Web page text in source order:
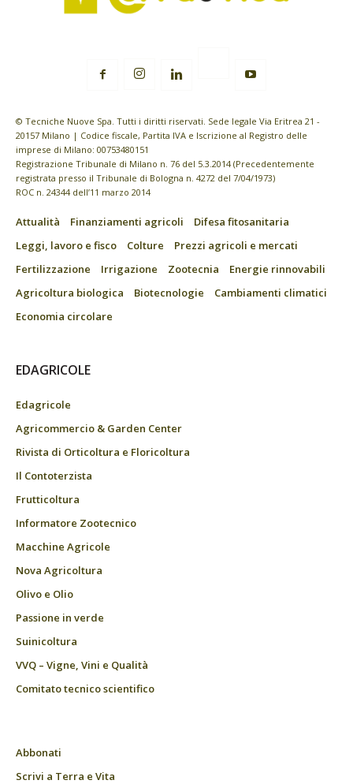
© Tecniche Nuove Spa. Tutti i diritti riservati. Sede legale Via Eritrea 21 -
20157 Milano | Codice fiscale, Partita IVA e Iscrizione al Registro delle
imprese di Milano: 00753480151
Registrazione Tribunale di Milano n. 76 del 5.3.2014 (Precedentemente
registrata presso il Tribunale di Bologna n. 4272 del 7/04/1973)
ROC n. 24344 dell’11 marzo 2014
Attualità Finanziamenti agricoli
Difesa fitosanitaria
Leggi, lavoro e fisco
Colture
Prezzi agricoli e mercati
Fertilizzazione
Irrigazione Zootecnia
Energie rinnovabili
Agricoltura biologica
Biotecnologie
Cambiamenti climatici
Economia circolare
EDAGRICOLE
Edagricole
Agricommercio & Garden Center
Rivista di Orticoltura e Floricoltura
Il Contoterzista
Frutticoltura
Informatore Zootecnico
Macchine Agricole
Nova Agricoltura
Olivo e Olio
Passione in verde
Suinicoltura
VVQ – Vigne, Vini e Qualità
Comitato tecnico scientifico
Abbonati
Scrivi a Terra e Vita